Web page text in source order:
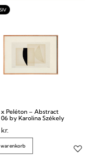
x Peléton – Abstract
by Karolina Székely
kr.
warenkorb